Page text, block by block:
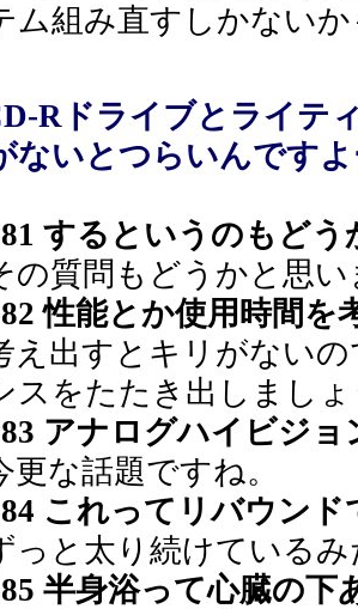
ム組み直すしかない
Rドライブとライテ
ないとつらいんです
するというのもど
質問もどうかと思い
性能とか使用時間を
出すとキリがないの
スをたたき出しまし
アナログハイビジ
な話題ですね。
これってリバウンド
と太り続けているみ
半身浴って心臓の下